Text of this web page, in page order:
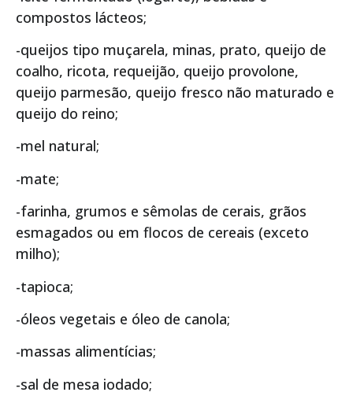
compostos lácteos;
-queijos tipo muçarela, minas, prato, queijo de
coalho, ricota, requeijão, queijo provolone,
queijo parmesão, queijo fresco não maturado e
queijo do reino;
-mel natural;
-mate;
-farinha, grumos e sêmolas de cerais, grãos
esmagados ou em flocos de cereais (exceto
milho);
-tapioca;
-óleos vegetais e óleo de canola;
-massas alimentícias;
-sal de mesa iodado;